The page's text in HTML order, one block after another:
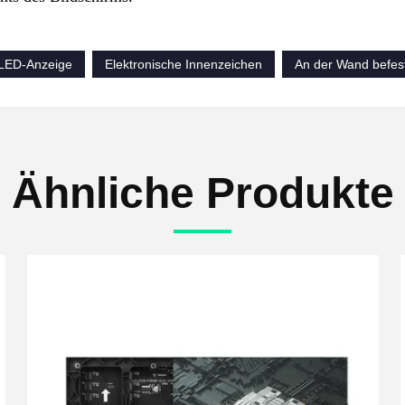
Anzeige
Elektronische Innenzeichen An der Wand
Ähnliche Produkte